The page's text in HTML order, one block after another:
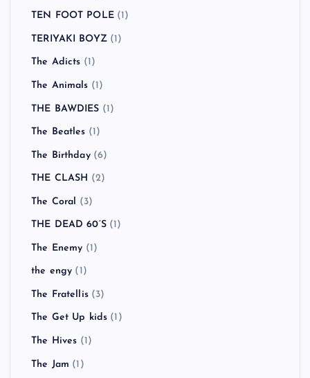
TEN FOOT POLE(1)
TERIYAKI BOYZ(1)
The Adicts (1)
The Animals (1)
THE BAWDIES (1)
The Beatles (1)
The Birthday(6)
THE CLASH (2)
The Coral (3)
THE DEAD 60’S(1)
The Enemy (1)
the engy (1)
The Fratellis(3)
The Get Up kids (1)
The Hives (1)
The Jam (1)